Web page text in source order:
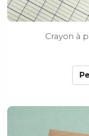
Crayon à